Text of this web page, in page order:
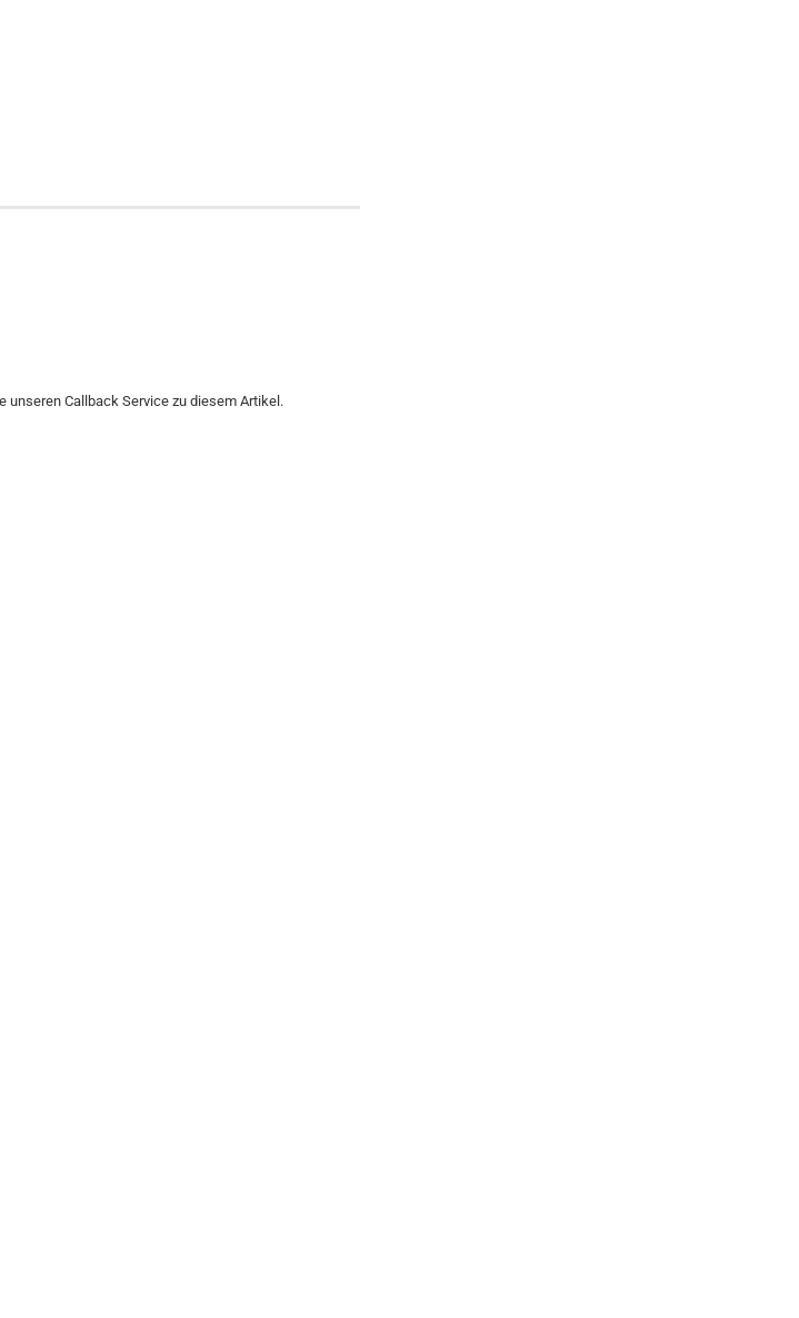
unseren Callback Service zu diesem Artikel.